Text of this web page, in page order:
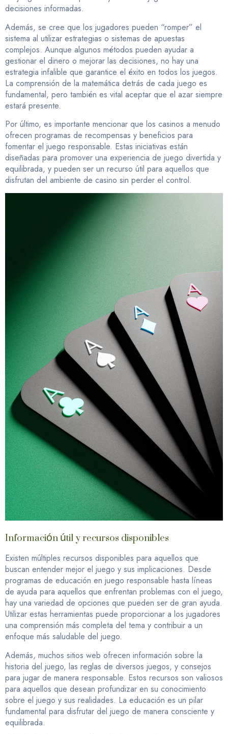
decisiones informadas.
Además, se cree que los jugadores pueden “romper” el
sistema al utilizar estrategias o sistemas de apuestas
complejos. Aunque algunos métodos pueden ayudar a
gestionar el dinero o mejorar las decisiones, no hay una
estrategia infalible que garantice el éxito en todos los juegos.
La comprensión de la matemática detrás de cada juego es
fundamental, pero también es vital aceptar que el azar siempre
estará presente.
Por último, es importante mencionar que los casinos a menudo
ofrecen programas de recompensas y beneficios para
fomentar el juego responsable. Estas iniciativas están
diseñadas para promover una experiencia de juego divertida y
equilibrada, y pueden ser un recurso útil para aquellos que
disfrutan del ambiente de casino sin perder el control.
Información útil y recursos disponibles
Existen múltiples recursos disponibles para aquellos que
buscan entender mejor el juego y sus implicaciones. Desde
programas de educación en juego responsable hasta líneas
de ayuda para aquellos que enfrentan problemas con el juego,
hay una variedad de opciones que pueden ser de gran ayuda.
Utilizar estas herramientas puede proporcionar a los jugadores
una comprensión más completa del tema y contribuir a un
enfoque más saludable del juego.
Además, muchos sitios web ofrecen información sobre la
historia del juego, las reglas de diversos juegos, y consejos
para jugar de manera responsable. Estos recursos son valiosos
para aquellos que desean profundizar en su conocimiento
sobre el juego y sus realidades. La educación es un pilar
fundamental para disfrutar del juego de manera consciente y
equilibrada.